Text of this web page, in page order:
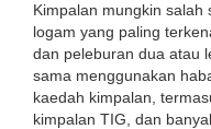
Kimpalan mungkin salah
logam yang paling
dan peleburan dua atau
sama menggunakan
kaedah kimpalan,
kimpalan TIG, dan